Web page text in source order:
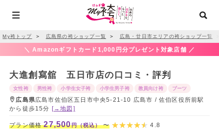
My袴トップ ＞ 広島県の袴ショップ一覧 ＞ 広島・廿日市エリアの袴ショップ一覧
＼ Amazonギフトカード1,000円分プレゼント対象店舗 ／
大進創寫舘 五日市店の口コミ・評判
女性袴 男性袴 小学生女子袴 小学生男子袴 教員向け袴 ブーツ
広島県広島市佐伯区五日市中央5-21-10 広島市 / 佐伯区役所前駅
から徒歩15分 [→地図]
プラン価格27,500円（税込）〜 4.8